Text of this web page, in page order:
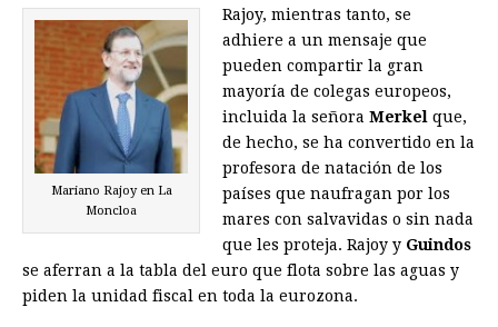
Mariano Rajoy en La
Moncloa
Rajoy, mientras tanto, se
adhiere a un mensaje que
pueden compartir la gran
mayoría de colegas europeos,
incluida la señora Merkel que,
de hecho, se ha convertido en la
profesora de natación de los
países que naufragan por los
mares con salvavidas o sin nada
que les proteja. Rajoy y Guindos
se aferran a la tabla del euro que flota sobre las aguas y
piden la unidad fiscal en toda la eurozona.